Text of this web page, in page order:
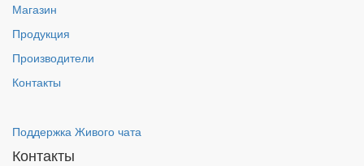
Магазин
Продукция
Производители
Контакты
Поддержка Живого чата
Контакты